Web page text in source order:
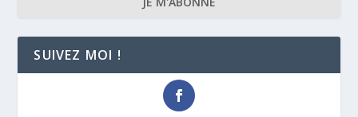
SUIVEZ MOI !